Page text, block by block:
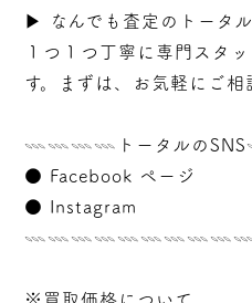
▶︎
なんでも査定のトータ
１つ１つ丁寧に専門スタ
す。まずは、お気軽にご相
𓇠𓇠𓇠𓇠トータルの
● Facebook ページ
●
Instagram